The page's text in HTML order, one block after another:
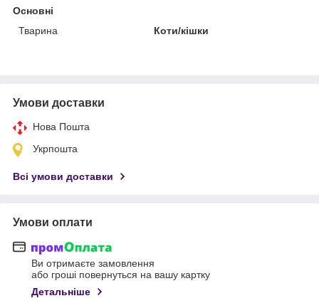
Основні
Тварина
Коти/кішки
Умови доставки
Нова Пошта
Укрпошта
Всі умови доставки
Умови оплати
Ви отримаєте замовлення
або гроші повернуться на вашу картку
Детальніше